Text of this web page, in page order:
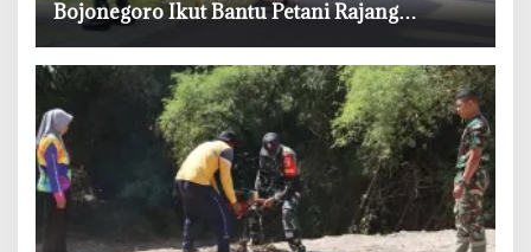
Bojonegoro Ikut Bantu Petani Rajang
Tembakau